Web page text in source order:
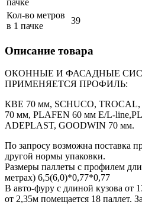
Кол-во метров
в 1 пачке
39
Описание товара
ОКОННЫЕ И ФАСАДНЫЕ
ПРИМЕНЯЕТСЯ ПРОФИЛЬ:
КВЕ 70 мм, SCHUCO,
70 мм, PLAFEN 60 мм E/L-
ADEPLAST, GOODWIN 70 мм.
По запросу возможна поставка
другой нормы упаковки.
Размеры паллеты с профилем
метрах) 6,5(6,0)*0,77*0,77
В авто-фуру с длиной кузова от
от 2,35м помещается 18 паллет.